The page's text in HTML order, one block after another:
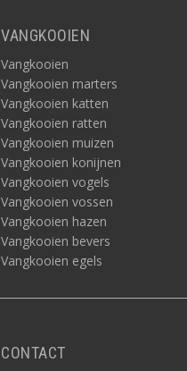
VANGKOOIEN
Vangkooien
Vangkooien marters
Vangkooien katten
Vangkooien ratten
Vangkooien muizen
Vangkooien konijnen
Vangkooien vogels
Vangkooien vossen
Vangkooien hazen
Vangkooien bevers
Vangkooien egels
CONTACT